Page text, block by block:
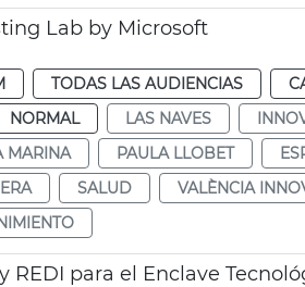
Lab by Microsoft
TODAS LAS AUDIENCIAS
NORMAL LAS NAVES
MARINA PAULA LLOBET
SALUD VALÈNCIA
REDI para el Enclave